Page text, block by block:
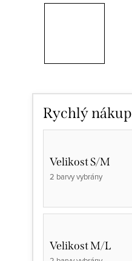
Rychlý nákup
Velikost S/M
2 barvy vybrány
Velikost M/L